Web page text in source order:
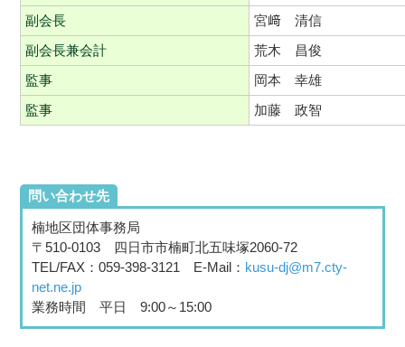
副会長
宮﨑 清信
副会長兼会計
荒木 昌俊
監事
岡本 幸雄
監事
加藤 政智
問い合わせ先
楠地区団体事務局
〒510-0103 四日市市楠町北五味塚2060-72
TEL/FAX：059-398-3121 E-Mail： kusu-dj@m7.cty-
net.ne.jp
業務時間 平日 9:00～15:00